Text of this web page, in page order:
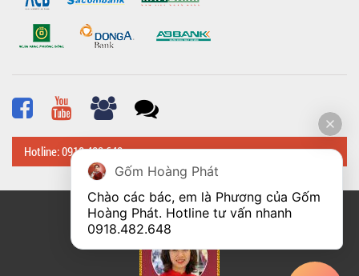
Hotline: 0918 482 648
© Bản quyền thuộc vềHoangphatbattrang.vn
Gốm Hoàng Phát
Chào các bác, em là Phương của Gốm
0918.482.648